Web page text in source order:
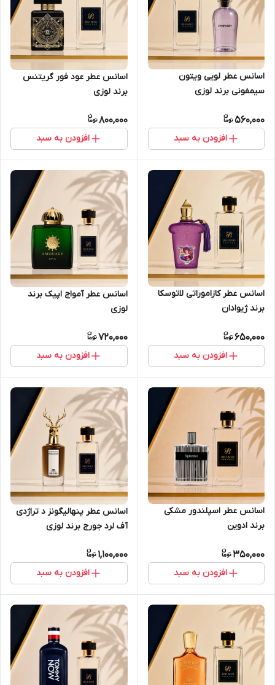
اسانس عطر لویی ویتون
سیمفونی برند لوزی
560,000
افزودن به سبد
اسانس عطر عود فور گریتنس
برند لوزی
800,000
افزودن به سبد
اسانس عطر کازاموراتی لاتوسکا
برند ژیوادان
650,000
افزودن به سبد
اسانس عطر آمواج اپیک برند
لوزی
720,000
افزودن به سبد
اسانس عطر اسپلندور مشکی
برند ادوین
350,000
افزودن به سبد
اسانس عطر پنهالیگونز د تراژدی
آف لرد جورج برند لوزی
1,100,000
افزودن به سبد